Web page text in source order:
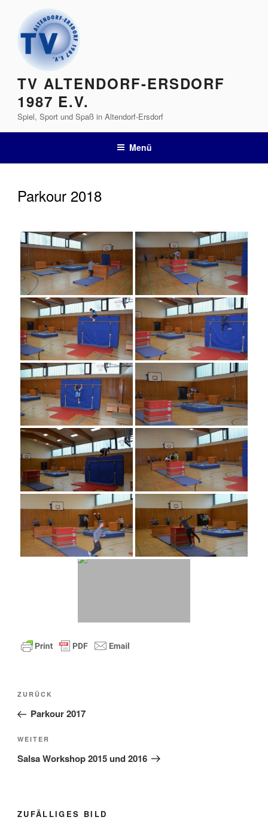
springen
TV ALTENDORF-ERSDORF
1987 E.V.
Spiel, Sport und Spaß in Altendorf-Ersdorf
Menü
Parkour 2018
Beitragsnavigation
Vorheriger
Beitrag
ZURÜCK
Parkour 2017
Nächster
Beitrag
WEITER
Salsa Workshop 2015 und 2016
ZUFÄLLIGES BILD